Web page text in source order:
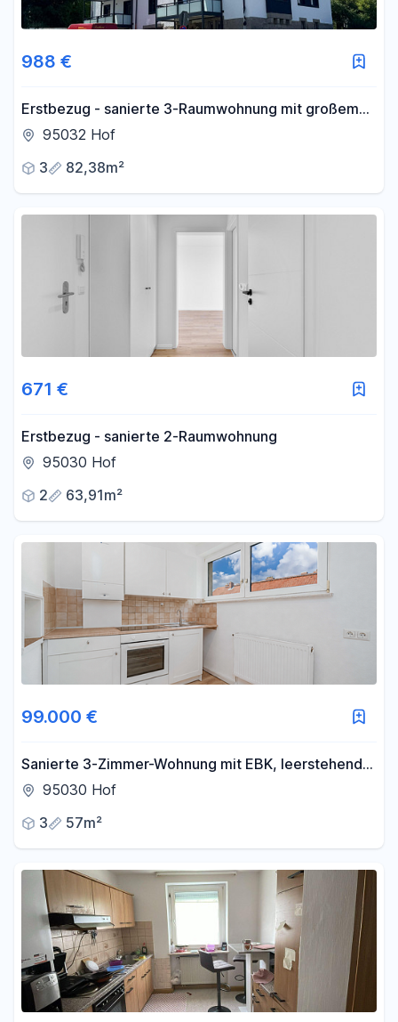
988 €
Erstbezug - sanierte 3-Raumwohnung mit großem
Balkon
95032 Hof
3
82,38m²
671 €
Erstbezug - sanierte 2-Raumwohnung
95030 Hof
2
63,91m²
99.000 €
Sanierte 3-Zimmer-Wohnung mit EBK, leerstehend
von Privat
95030 Hof
3
57m²